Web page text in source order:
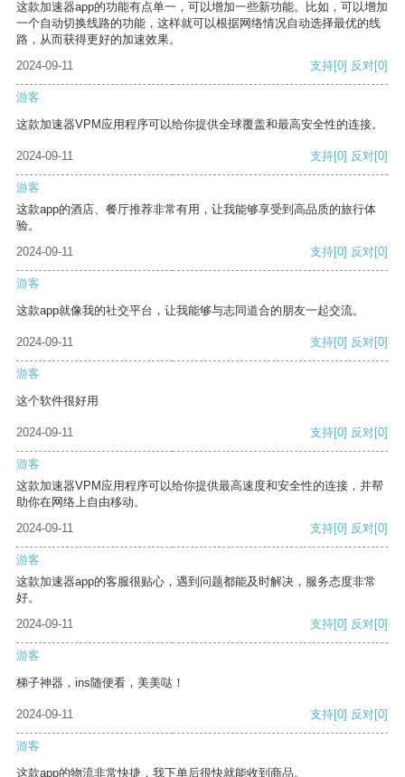
这款加速器app的功能有点单一，可以增加一些新功能。比如，可以增加
一个自动切换线路的功能，这样就可以根据网络情况自动选择最优的线
路，从而获得更好的加速效果。
2024-09-11
支持[0] 反对[0]
游客
这款加速器VPM应用程序可以给你提供全球覆盖和最高安全性的连接。
2024-09-11 支持[0] 反对[0]
游客
这款app的酒店、餐厅推荐非常有用，让我能够享受到高品质的旅行体
验。
2024-09-11
支持[0] 反对[0]
游客
这款app就像我的社交平台，让我能够与志同道合的朋友一起交流。
2024-09-11 支持[0] 反对[0]
游客
这个软件很好用
2024-09-11 支持[0] 反对[0]
游客
这款加速器VPM应用程序可以给你提供最高速度和安全性的连接，并帮
助你在网络上自由移动。
2024-09-11
支持[0] 反对[0]
游客
这款加速器app的客服很贴心，遇到问题都能及时解决，服务态度非常
好。
2024-09-11
支持[0] 反对[0]
游客
梯子神器，ins随便看，美美哒！
2024-09-11 支持[0] 反对[0]
游客
这款app的物流非常快捷，我下单后很快就能收到商品。